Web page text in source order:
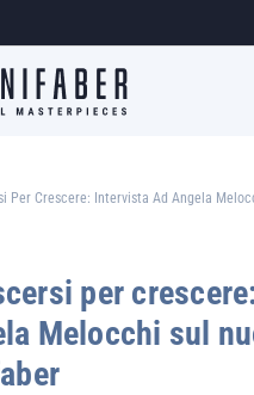
pane
Per Crescere: Intervista Ad Angela
per
Melocchi sul